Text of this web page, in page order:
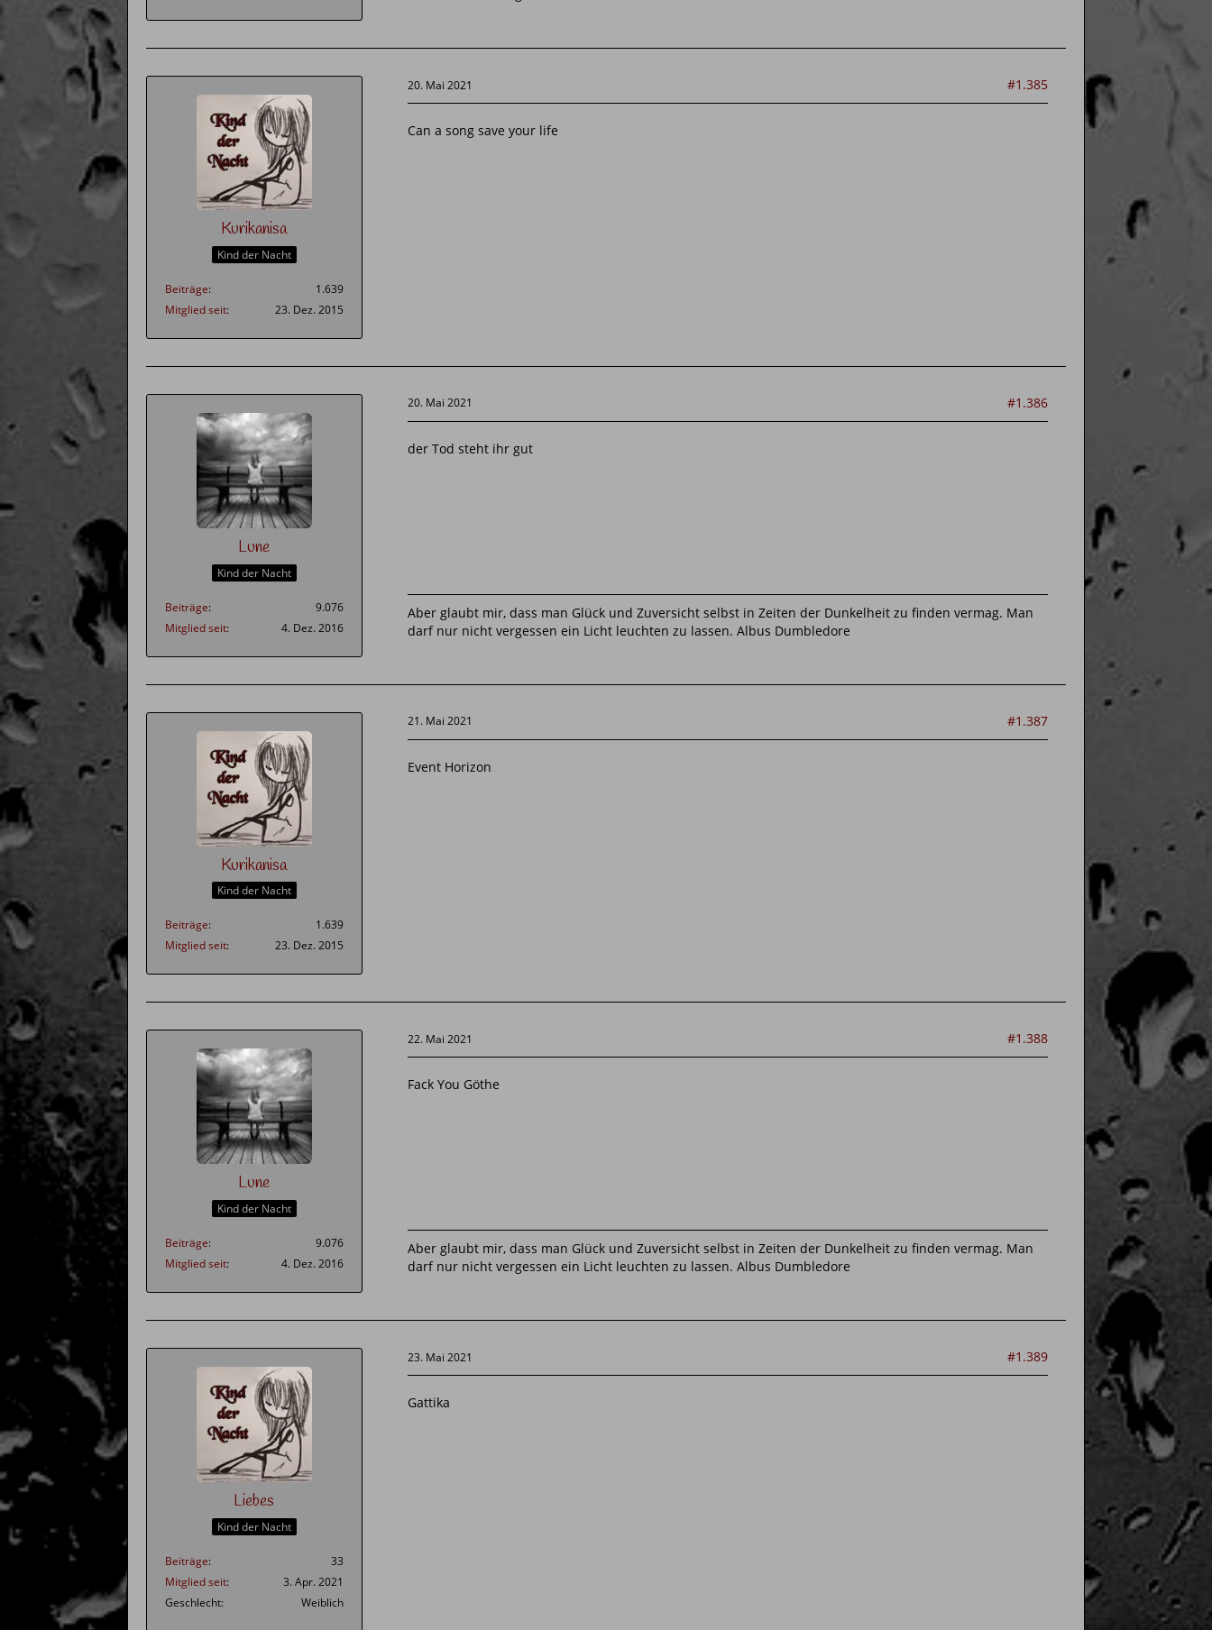
Kurikanisa
Kind der Nacht
Beiträge
1.639
Mitglied seit
23. Dez. 2015
20. Mai 2021 #1.385
Can a song save your life
Lune
Kind der Nacht
Beiträge
9.076
Mitglied seit
4. Dez. 2016
20. Mai 2021 #1.386
der Tod steht ihr gut
Aber glaubt mir, dass man Glück und Zuversicht selbst in Zeiten der Dunkelheit zu finden vermag. Man
darf nur nicht vergessen ein Licht leuchten zu lassen. Albus Dumbledore
Kurikanisa
Kind der Nacht
Beiträge
1.639
Mitglied seit
23. Dez. 2015
21. Mai 2021 #1.387
Event Horizon
Lune
Kind der Nacht
Beiträge
9.076
Mitglied seit
4. Dez. 2016
22. Mai 2021 #1.388
Fack You Göthe
Aber glaubt mir, dass man Glück und Zuversicht selbst in Zeiten der Dunkelheit zu finden vermag. Man
darf nur nicht vergessen ein Licht leuchten zu lassen. Albus Dumbledore
Liebes
Kind der Nacht
Beiträge
33
Mitglied seit
3. Apr. 2021
Geschlecht
Weiblich
23. Mai 2021 #1.389
Gattika